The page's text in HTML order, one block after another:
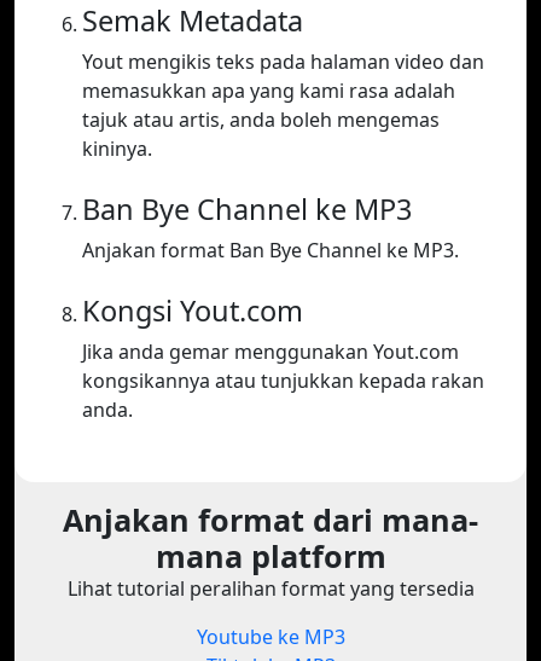
Semak Metadata
Yout mengikis teks pada halaman video dan
memasukkan apa yang kami rasa adalah
tajuk atau artis, anda boleh mengemas
kininya.
Ban Bye Channel ke MP3
Anjakan format Ban Bye Channel ke MP3.
Kongsi Yout.com
Jika anda gemar menggunakan Yout.com
kongsikannya atau tunjukkan kepada rakan
anda.
Anjakan format dari mana-
mana platform
Lihat tutorial peralihan format yang tersedia
Youtube ke MP3